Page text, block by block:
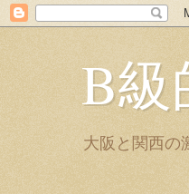
B
大阪と関西の